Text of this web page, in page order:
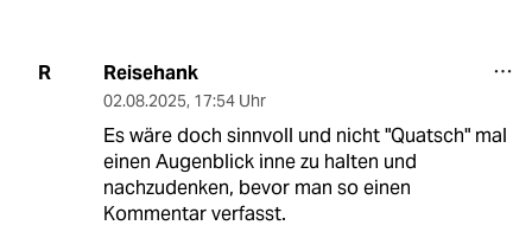
R Reisehank
02.08.2025, 17:54 Uhr
Es wäre doch sinnvoll und nicht "Quatsch" mal
einen Augenblick inne zu halten und
nachzudenken, bevor man so einen
Kommentar verfasst.